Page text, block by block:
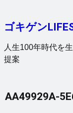
を
ス
キ
ゴキゲン
人生100年時代を
提案
AA49929A-